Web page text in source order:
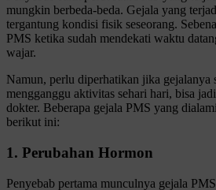
mungkin berbeda-beda. Gejala yang
tergantung kondisi fisik seseorang.
PMS ketika sudah mendekati waktu
wajar.
Namun, perlu diperhatikan jika gejalanya
mengganggu aktivitas sehari hari, bisa
dokter. Beberapa gejala PMS yang
berikut ini:
1. Perubahan Hormon
Penyebab pertama munculnya gejala